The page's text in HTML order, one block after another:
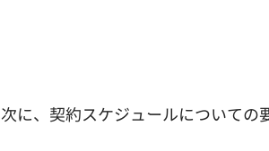
次に、契約スケジュールについての